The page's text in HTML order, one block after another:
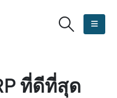
ที่ดีที่สุด